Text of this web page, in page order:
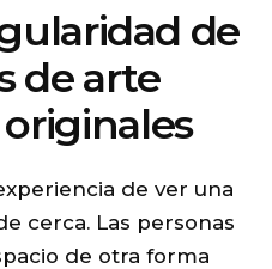
de
de arte
de ver una
cerca. Las personas
de otra forma